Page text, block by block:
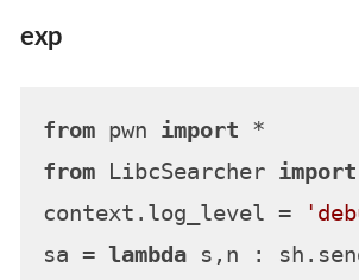
exp
from pwn import
from LibcSearcher import
context.log_level =
sa = lambda s,n :